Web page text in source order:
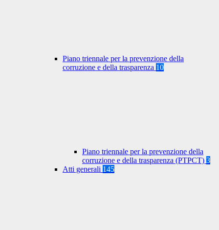
Piano triennale per la prevenzione della
corruzione e della trasparenza 10
Piano triennale per la prevenzione della
corruzione e della trasparenza (PTPCT) 3
Atti generali 145